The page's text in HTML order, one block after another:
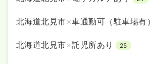
北海道北見市×車通勤可（駐車場有）
北海道北見市×託児所あり 25